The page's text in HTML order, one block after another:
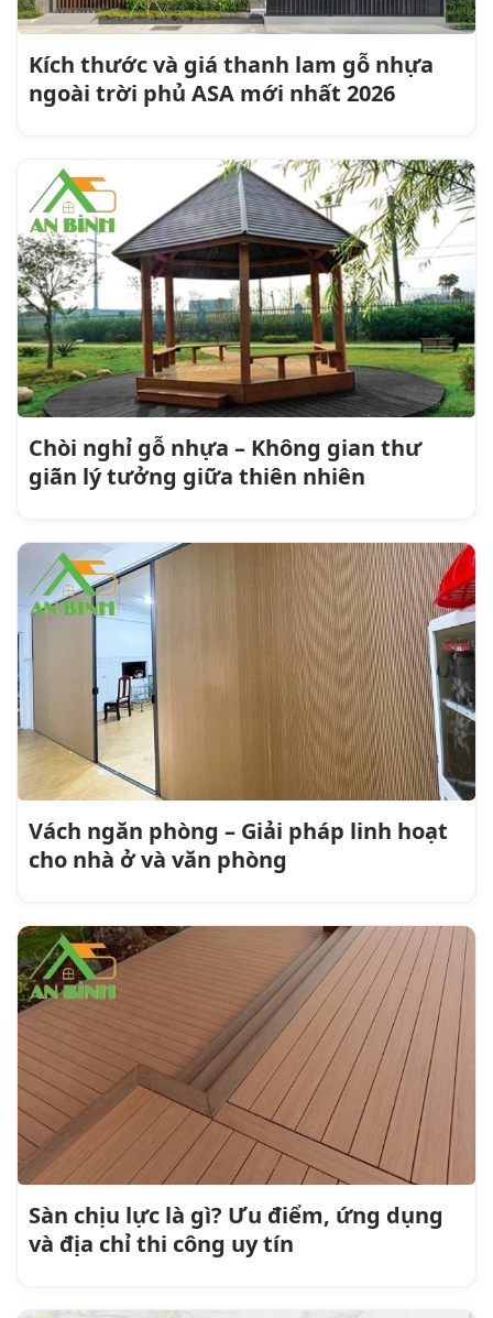
Kích thước và giá thanh lam gỗ nhựa
ngoài trời phủ ASA mới nhất 2026
Chòi nghỉ gỗ nhựa – Không gian thư
giãn lý tưởng giữa thiên nhiên
Vách ngăn phòng – Giải pháp linh hoạt
cho nhà ở và văn phòng
Sàn chịu lực là gì? Ưu điểm, ứng dụng
và địa chỉ thi công uy tín